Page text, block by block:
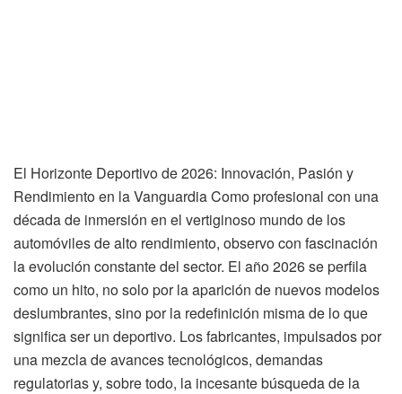
El Horizonte Deportivo de 2026: Innovación, Pasión y
Rendimiento en la Vanguardia Como profesional con una
década de inmersión en el vertiginoso mundo de los
automóviles de alto rendimiento, observo con fascinación
la evolución constante del sector. El año 2026 se perfila
como un hito, no solo por la aparición de nuevos modelos
deslumbrantes, sino por la redefinición misma de lo que
significa ser un deportivo. Los fabricantes, impulsados por
una mezcla de avances tecnológicos, demandas
regulatorias y, sobre todo, la incesante búsqueda de la